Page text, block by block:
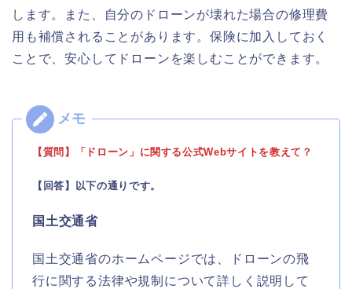
します。また、自分のドローンが壊れた場合の修理費
用も補償されることがあります。保険に加入しておく
ことで、安心してドローンを楽しむことができます。
【質問】「ドローン」に関する公式Webサイトを教えて？
【回答】以下の通りです。
国土交通省
国土交通省のホームページでは、ドローンの飛
行に関する法律や規制について詳しく説明して